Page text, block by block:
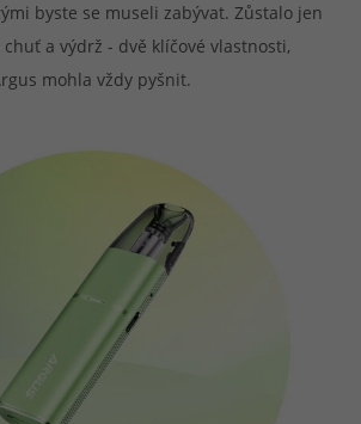
byste se museli zabývat. Zůstalo jen
a výdrž - dvě klíčové vlastnosti,
mohla vždy pyšnit.